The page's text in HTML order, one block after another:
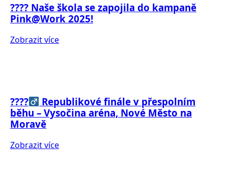
???? Naše škola se zapojila do kampaně
Pink@Work 2025!
Zobrazit více
????‍
Republikové finále v přespolním
běhu – Vysočina aréna, Nové Město na
Moravě
Zobrazit více